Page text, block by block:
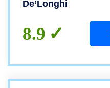
De’Longhi
8.9